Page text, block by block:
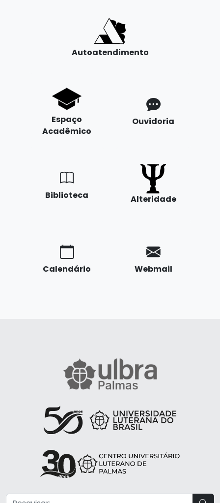
Autoatendimento
Espaço
Acadêmico
Ouvidoria
Biblioteca Alteridade
Calendário Webmail